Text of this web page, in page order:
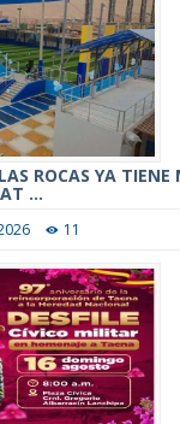
ROCAS YA
...
11